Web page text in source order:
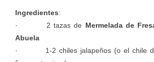
Ingredientes:
· 2 tazas de Mermelada de
Abuela
· 1-2 chiles jalapeños (o el chile de